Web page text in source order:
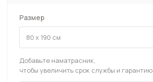
Размер
Добавьте наматрасник,
чтобы увеличить срок службы и гарантию